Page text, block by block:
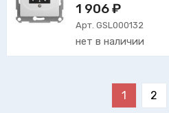
1 906 ₽
Арт. GSL000132
нет в наличии
1 2